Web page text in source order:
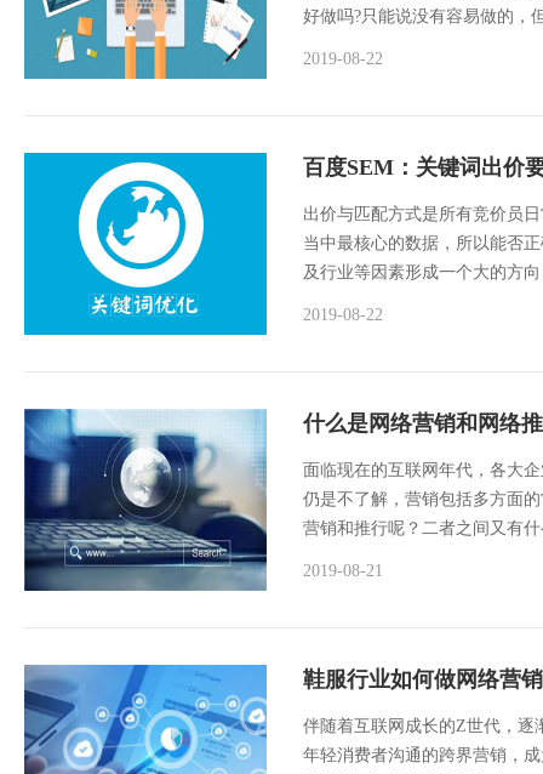
好做吗?只能说没有容易做的，
2019-08-22
百度SEM：关键词出价
出价与匹配方式是所有竞价员
当中最核心的数据，所以能否
及行业等因素形成一个大的方
2019-08-22
什么是网络营销和网络
面临现在的互联网年代，各大
仍是不了解，营销包括多方面
营销和推行呢？二者之间又有
2019-08-21
鞋服行业如何做网络营
伴随着互联网成长的Z世代，逐
年轻消费者沟通的跨界营销，